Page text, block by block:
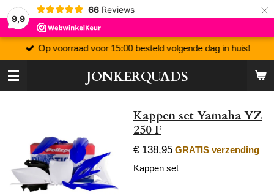
9,9
66 Reviews ×
JONKERQUADS
Op voorraad voor 15:00 besteld volgende dag in huis!
Kappen set Yamaha YZ
250 F
€ 138,95 GRATIS verzending
Kappen set